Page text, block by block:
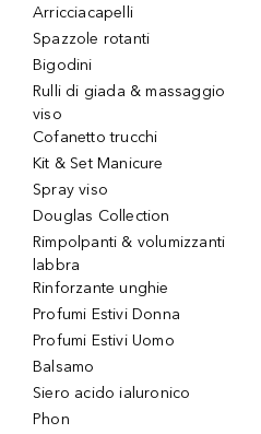
Arricciacapelli
Spazzole rotanti
Bigodini
Rulli di giada & massaggio
viso
Cofanetto trucchi
Kit & Set Manicure
Spray viso
Douglas Collection
Rimpolpanti & volumizzanti
labbra
Rinforzante unghie
Profumi Estivi Donna
Profumi Estivi Uomo
Balsamo
Siero acido ialuronico
Phon